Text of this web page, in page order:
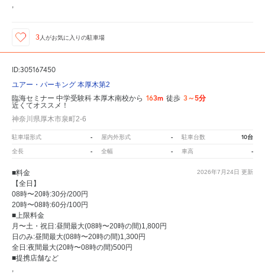
,
3人がお気に入りの駐車場
ID:305167450
ユアー・パーキング 本厚木第2
臨海セミナー 中学受験科 本厚木南校から 163m 徒歩 3～5分
近くてオススメ！
神奈川県厚木市泉町2-6
駐車場形式 - 屋内外形式 - 駐車台数 10台
全長 - 全幅 - 車高 -
2026年7月24日 更新
■料金
【全日】
08時〜20時:30分/200円
20時〜08時:60分/100円
■上限料金
月〜土・祝日:昼間最大(08時〜20時の間)1,800円
日のみ:昼間最大(08時〜20時の間)1,300円
全日:夜間最大(20時〜08時の間)500円
■提携店舗など
,